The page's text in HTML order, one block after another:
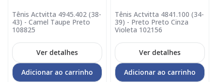
Tênis Actvitta 4945.402 (38-
43) - Camel Taupe Preto
108825
Ver detalhes
Adicionar ao carrinho
Tênis Actvitta 4841.100 (34-
39) - Preto Preto Cinza
Violeta 102156
Ver detalhes
Adicionar ao carrinho